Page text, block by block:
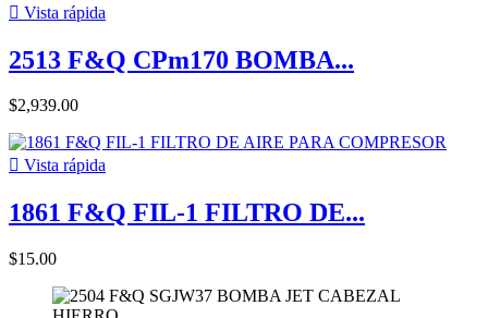
 Vista rápida
2513 F&Q CPm170 BOMBA...
$2,939.00
 Vista rápida
1861 F&Q FIL-1 FILTRO DE...
$15.00